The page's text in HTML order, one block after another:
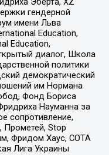
гендерной
имени Льва
Education,
Education,
диалог, Школа
политики
демократический
им Нормана
Фонд Бориса
Науманна за
сопротивление,
Прометей, Stop
Фридом Хаус, СОТА
Лига Украины